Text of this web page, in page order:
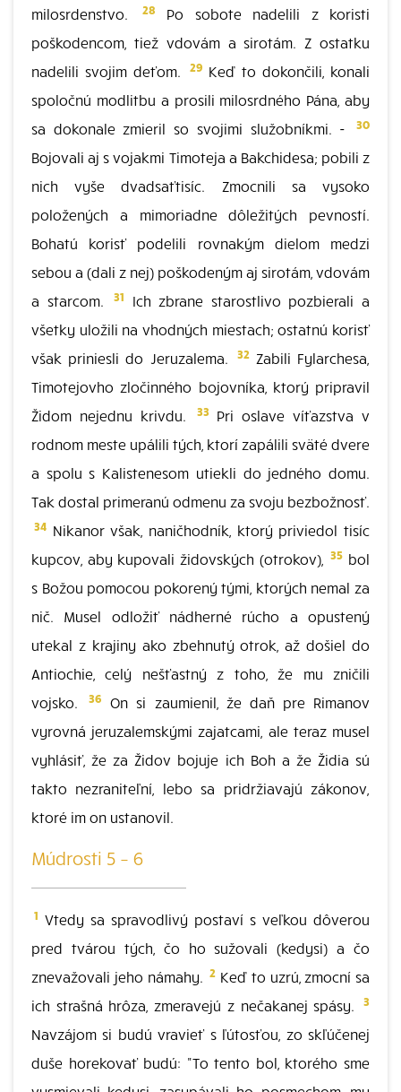
milosrdenstvo.
28
Po sobote nadelili z koristi
poškodencom, tiež vdovám a sirotám. Z ostatku
nadelili svojim deťom.
29 Keď to dokončili, konali
spoločnú modlitbu a prosili milosrdného Pána, aby
sa dokonale zmieril so svojimi služobníkmi. -
30
Bojovali aj s vojakmi Timoteja a Bakchidesa; pobili z
nich vyše dvadsaťtisíc. Zmocnili sa vysoko
položených a mimoriadne dôležitých pevností.
Bohatú korisť podelili rovnakým dielom medzi
sebou a (dali z nej) poškodeným aj sirotám, vdovám
a starcom.
31
Ich zbrane starostlivo pozbierali a
všetky uložili na vhodných miestach; ostatnú korisť
však priniesli do Jeruzalema.
32Zabili Fylarchesa,
Timotejovho zločinného bojovníka, ktorý pripravil
Židom nejednu krivdu.
33Pri oslave víťazstva v
rodnom meste upálili tých, ktorí zapálili sväté dvere
a spolu s Kalistenesom utiekli do jedného domu.
Tak dostal primeranú odmenu za svoju bezbožnosť.
34 Nikanor však, naničhodník, ktorý priviedol tisíc
kupcov, aby kupovali židovských (otrokov),
35 bol
s Božou pomocou pokorený tými, ktorých nemal za
nič. Musel odložiť nádherné rúcho a opustený
utekal z krajiny ako zbehnutý otrok, až došiel do
Antiochie, celý nešťastný z toho, že mu zničili
vojsko.
36 On si zaumienil, že daň pre Rimanov
vyrovná jeruzalemskými zajatcami, ale teraz musel
vyhlásiť, že za Židov bojuje ich Boh a že Židia sú
takto nezraniteľní, lebo sa pridržiavajú zákonov,
ktoré im on ustanovil.
Múdrosti 5 – 6
1 Vtedy sa spravodlivý postaví s veľkou dôverou
pred tvárou tých, čo ho sužovali (kedysi) a čo
znevažovali jeho námahy. 2 Keď to uzrú, zmocní sa
ich strašná hrôza, zmeravejú z nečakanej spásy.
3
Navzájom si budú vravieť s ľútosťou, zo skľúčenej
duše horekovať budú: "To tento bol, ktorého sme